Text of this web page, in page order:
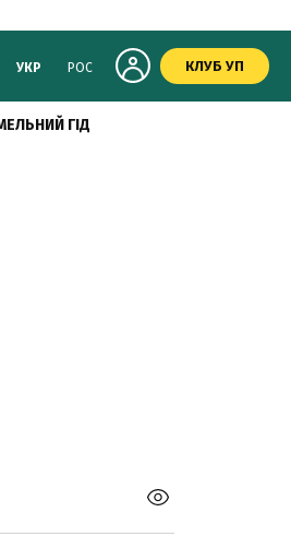
УКР РОС КЛУБ УП
ГІД